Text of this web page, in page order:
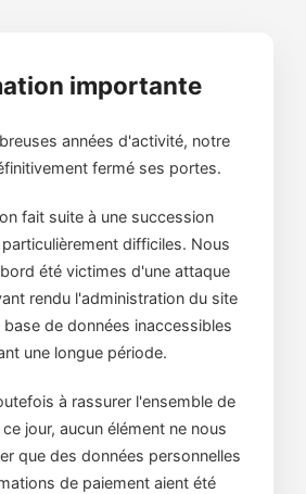
importante
années d'activité, notre
fermé ses portes.
fait suite à une succession
difficiles. Nous
été victimes d'une attaque
rendu l'administration du site
de données inaccessibles
une longue période.
à rassurer l'ensemble de
jour, aucun élément ne nous
que des données personnelles
de paiement aient été